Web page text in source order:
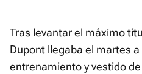
Tras levantar el máximo
Dupont llegaba el martes
entrenamiento y vestido